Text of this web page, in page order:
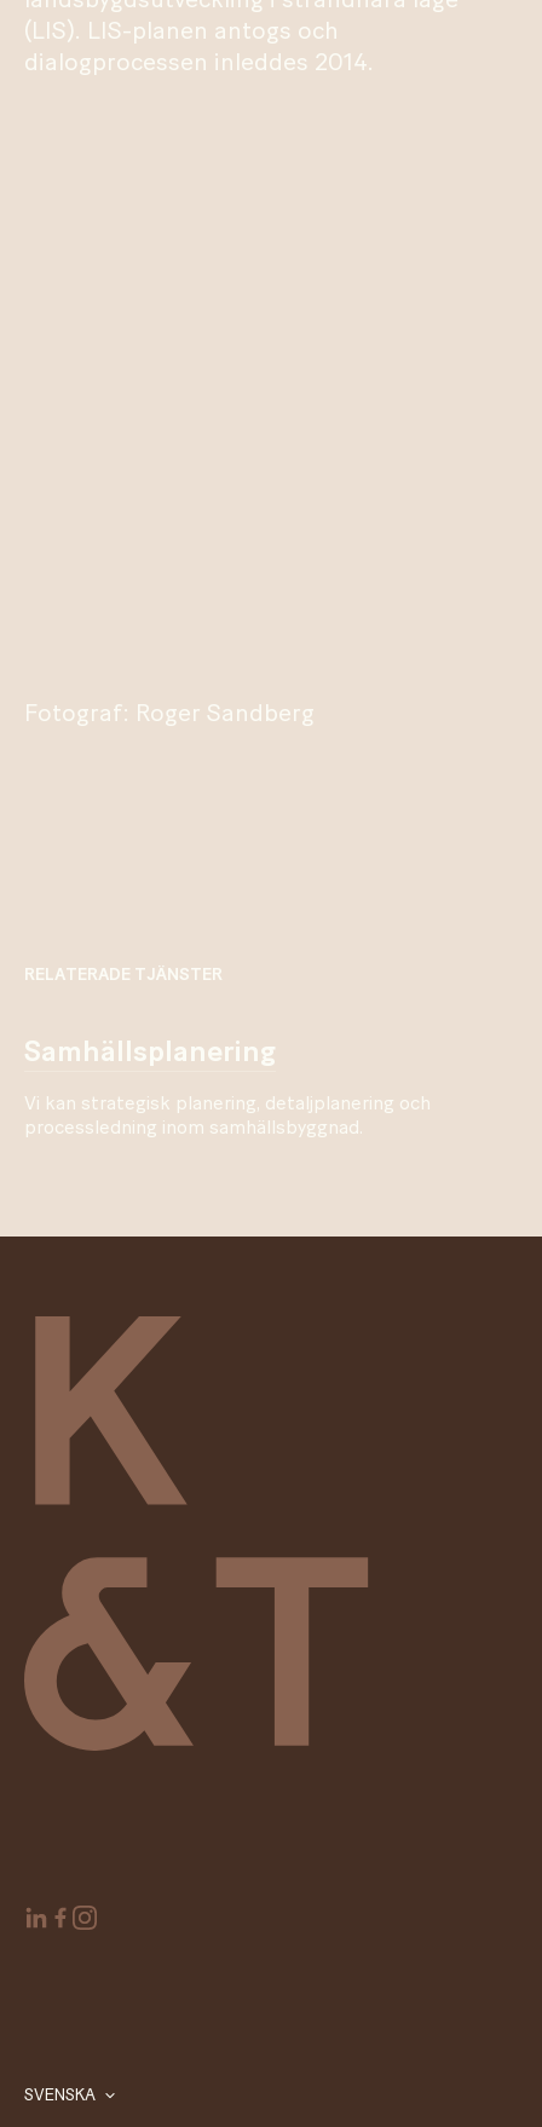
(LIS). LIS-planen antogs och
dialogprocessen inleddes 2014.
Fotograf: Roger Sandberg
RELATERADE TJÄNSTER
samhällsplanering
Vi kan strategisk planering, detaljplanering och
processledning inom samhällsbyggnad.
SVENSKA